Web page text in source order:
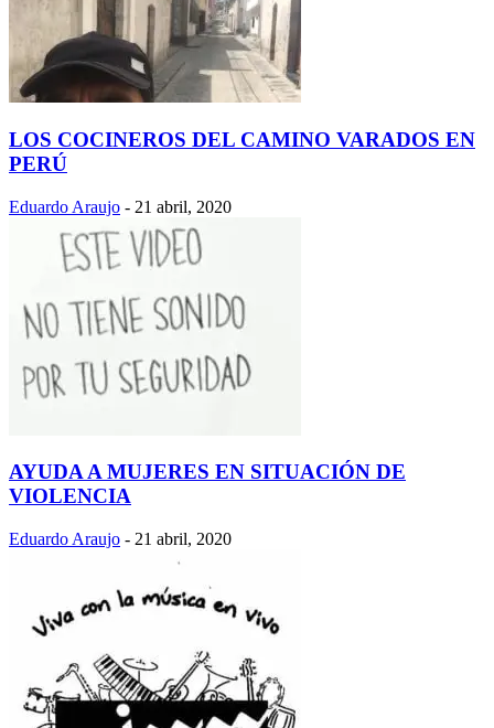
LOS COCINEROS DEL CAMINO VARADOS EN
PERÚ
Eduardo Araujo - 21 abril, 2020
AYUDA A MUJERES EN SITUACIÓN DE
VIOLENCIA
Eduardo Araujo - 21 abril, 2020